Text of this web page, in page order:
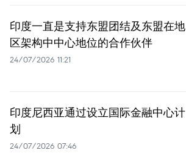
印度一直是支持东盟团结及东盟在地
区架构中中心地位的合作伙伴
24/07/2026 11:21
印度尼西亚通过设立国际金融中心计
划
24/07/2026 07:46